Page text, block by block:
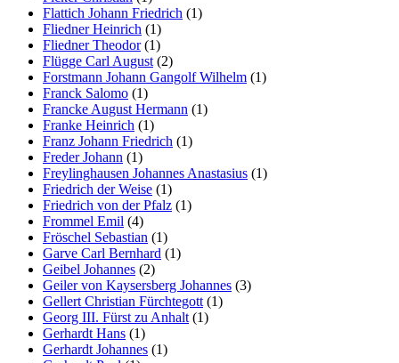
Flattich Johann Friedrich (1)
Fliedner Heinrich (1)
Fliedner Theodor(1)
Flügge Carl August (2)
Forstmann Johann Gangolf Wilhelm (1)
Franck Salomo (1)
Francke August Hermann (1)
Franke Heinrich (1)
Franz Johann Friedrich (1)
Freder Johann (1)
Freylinghausen Johannes Anastasius (1)
Friedrich der Weise (1)
Friedrich von der Pfalz (1)
Frommel Emil (4)
Fröschel Sebastian (1)
Garve Carl Bernhard (1)
Geibel Johannes (2)
Geiler von Kaysersberg Johannes (3)
Gellert Christian Fürchtegott (1)
Georg III. Fürst zu Anhalt (1)
Gerhardt Hans (1)
Gerhardt Johannes (1)